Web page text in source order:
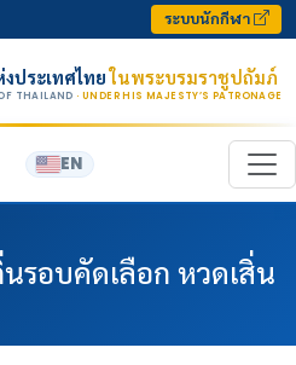
ระบบนักกีฬา
ประเทศไทยในพระบรมราชูปถัมภ์
THAILAND · UNDER HIS MAJESTY’S PATRONAGE
EN
นรอบคัดเลือก หวดเสิ่น